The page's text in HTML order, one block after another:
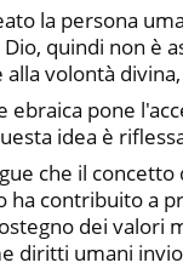
la persona
quindi non è
volontà
ebraica pone
idea è
che il
ha contribuito a
dei valori
diritti umani